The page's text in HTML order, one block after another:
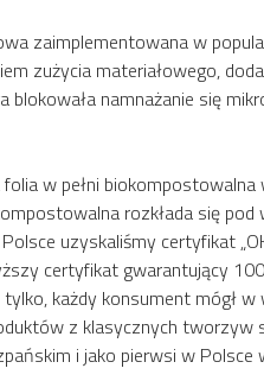
zaimplementowana w
zużycia materiałowego,
namnażanie się
w pełni
rozkłada się
uzyskaliśmy certyfikat
certyfikat gwarantujący
każdy konsument mógł
z klasycznych
i jako pierwsi w